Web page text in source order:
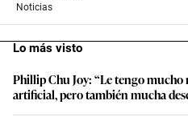
Noticias
Lo más visto
Phillip Chu Joy: “Le tengo
artificial, pero también mucha